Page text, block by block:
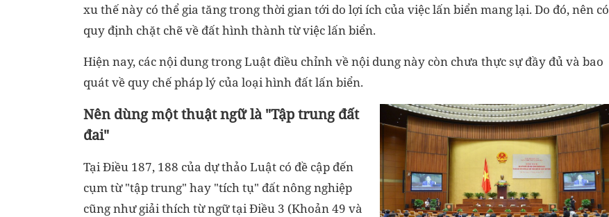
xu thế này có thể gia tăng trong thời gian tới do lợi ích của việc lấn biển mang lại. Do đó, nên có
quy định chặt chẽ về đất hình thành từ việc lấn biển.
Hiện nay, các nội dung trong Luật điều chỉnh về nội dung này còn chưa thực sự đầy đủ và bao
quát về quy chế pháp lý của loại hình đất lấn biển.
Nên dùng một thuật ngữ là "Tập trung đất
đai"
Tại Điều 187, 188 của dự thảo Luật có đề cập đến
cụm từ "tập trung" hay "tích tụ" đất nông nghiệp
cũng như giải thích từ ngữ tại Điều 3 (Khoản 49 và